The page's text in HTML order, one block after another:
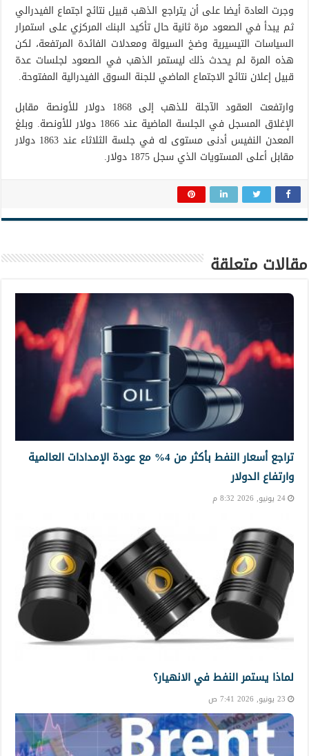
وجرت العادة أيضا على أن يتراجع الذهب قبيل نتائج اجتماع الفيدرالي
ثم يبدأ في الصعود مرة ثانية حال تأكيد البنك المركزي على استمرار
السياسات التيسيرية وضخ السيولة ومعدلات الفائدة المرتفعة، لكن
هذه المرة لم يحدث ذلك ليستمر الذهب في الصعود لجلسات عدة
قبيل إعلان نتائج الاجتماع الماضي للجنة السوق الفيدرالية المفتوحة.
وارتفعت العقود الآجلة للذهب إلى 1868 دولار للأونصة مقابل
الإغلاق المسجل في الجلسة الماضية عند 1866 دولار للأونصة. وبلغ
المعدن النفيس أدنى مستوى له في جلسة الثلاثاء عند 1863 دولار
مقابل أعلى المستويات الذي سجل 1875 دولار.
مقالات متعلقة
تراجع أسعار النفط بأكثر من 4% مع عودة الإمدادات العالمية
وارتفاع الدولار
24 يونيو, 2026 8:32 م
لماذا يستمر النفط في الانهيار؟
23 يونيو, 2026 7:41 ص